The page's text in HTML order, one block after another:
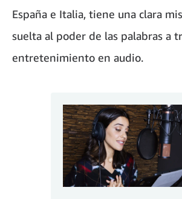
España e Italia, tiene una clara
suelta al poder de las palabras a
entretenimiento en audio.